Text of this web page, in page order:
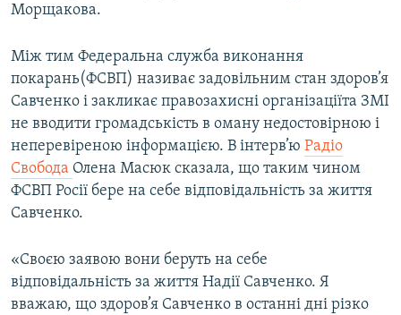
Морщакова.
Між тим Федеральна служба виконання
покарань(ФСВП) називає задовільним стан здоров’я
Савченко і закликає правозахисні організаціїта ЗМІ
не вводити громадськість в оману недостовірною і
неперевіреною інформацією. В інтерв’ю Радіо
Свобода Олена Масюк сказала, що таким чином
ФСВП Росії бере на себе відповідальність за життя
Савченко.
«Своєю заявою вони беруть на себе
відповідальність за життя Надії Савченко. Я
вважаю, що здоров’я Савченко в останні дні різко